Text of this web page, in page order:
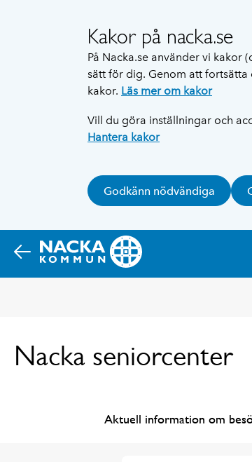
Kakor på nacka.se
På Nacka.se använder vi kakor
sätt för dig. Genom att
kakor. Läs mer om kakor
Vill du göra inställningar och
Hantera kakor
Godkänn nödvändiga
Nacka seniorcenter
Aktuell information om